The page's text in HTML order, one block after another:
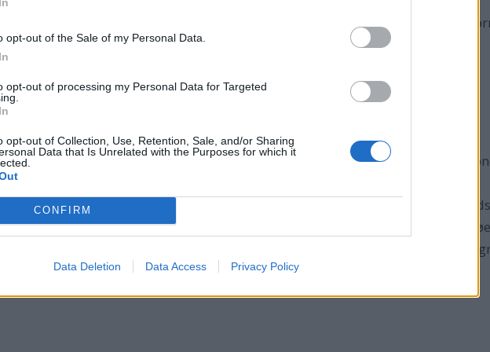
opt-out of the Sale of my Personal Data.
opt-out of processing my Personal Data for Targeted
opt-out of Collection, Use, Retention, Sale, and/or Sharing
Data that Is Unrelated with the Purposes for which it
CONFIRM
Data Deletion Data Access Privacy Policy
0,6 mm syrefast plate som utgangspunkt, banket til med kulehammer og
laksen tok han i Vänern for noen år siden, en rusk på nesten 20 kilo.
Dorging er ganske enkelt fiske med snøre etter båt i fart. Ved
hvor dypt agnet beveger seg.
varianten av dorging, med flere stenger, dypvannsrigger,
fisken både i dypet og i bredden. Trolling er først og fremst knyttet til
i saltvann. Mindre, hurtiggående båter, for eksempel speedsjark, er